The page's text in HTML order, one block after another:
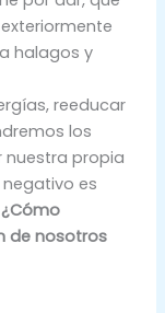
halagos y
reeducar
los
nuestra propia
es
¿Cómo
de nosotros